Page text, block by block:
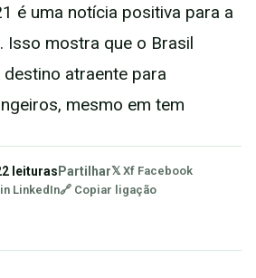
é uma notícia positiva para a
Isso mostra que o Brasil
atraente para
mesmo em tem
leituras Partilhar𝕏 Xf Facebook
in LinkedIn🔗 Copiar ligação